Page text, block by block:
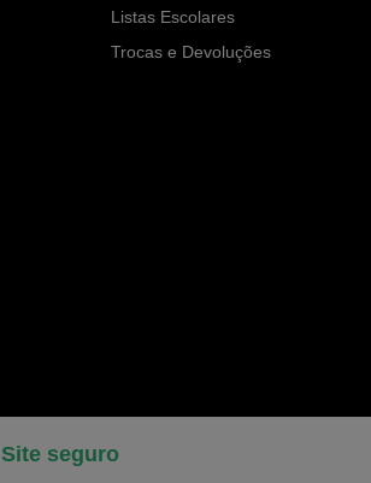
Listas Escolares
Trocas e Devoluções
Site seguro